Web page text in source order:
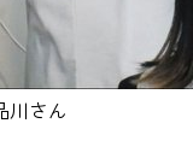
川さん